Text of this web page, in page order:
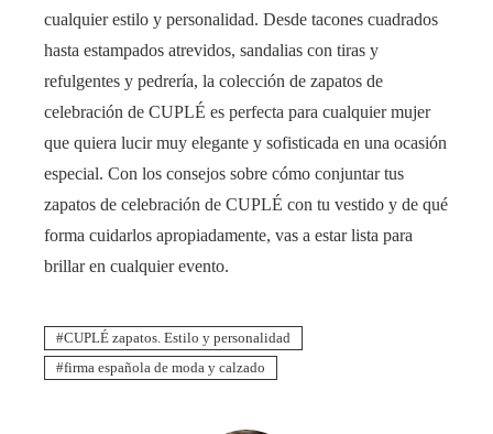
cualquier estilo y personalidad. Desde tacones cuadrados
hasta estampados atrevidos, sandalias con tiras y
refulgentes y pedrería, la colección de zapatos de
celebración de CUPLÉ es perfecta para cualquier mujer
que quiera lucir muy elegante y sofisticada en una ocasión
especial. Con los consejos sobre cómo conjuntar tus
zapatos de celebración de CUPLÉ con tu vestido y de qué
forma cuidarlos apropiadamente, vas a estar lista para
brillar en cualquier evento.
CUPLÉ zapatos. Estilo y personalidad
firma española de moda y calzado